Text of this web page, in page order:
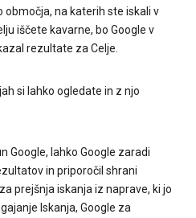
na katerih ste iskali v
iščete kavarne, bo Google v
rezultate za Celje.
si lahko ogledate in z njo
Google, lahko Google zaradi
in priporočil shrani
prejšnja iskanja iz naprave, ki jo
Iskanja, Google za